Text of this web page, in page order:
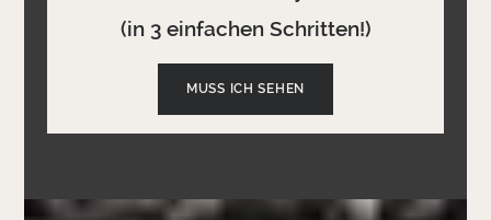
(in 3 einfachen Schritten!)
MUSS ICH SEHEN